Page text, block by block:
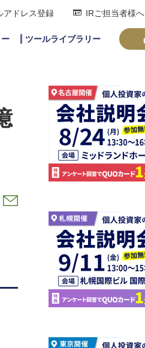
アドレス登録 IRご担当者様へ
ツールライブラリー